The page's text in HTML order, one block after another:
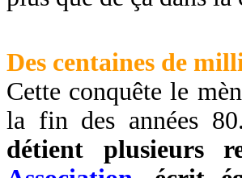
Des centaines de
Cette conquête le
la fin des années
détient plusieurs